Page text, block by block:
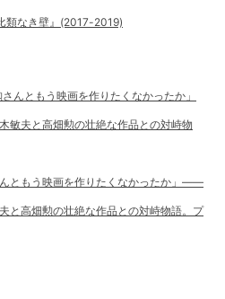
類なき壁』(2017-2019)
ともう映画を作りたくなかったか」――
高畑勲の壮絶な作品との対峙物語。プ